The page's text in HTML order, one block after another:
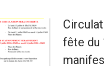
fête du